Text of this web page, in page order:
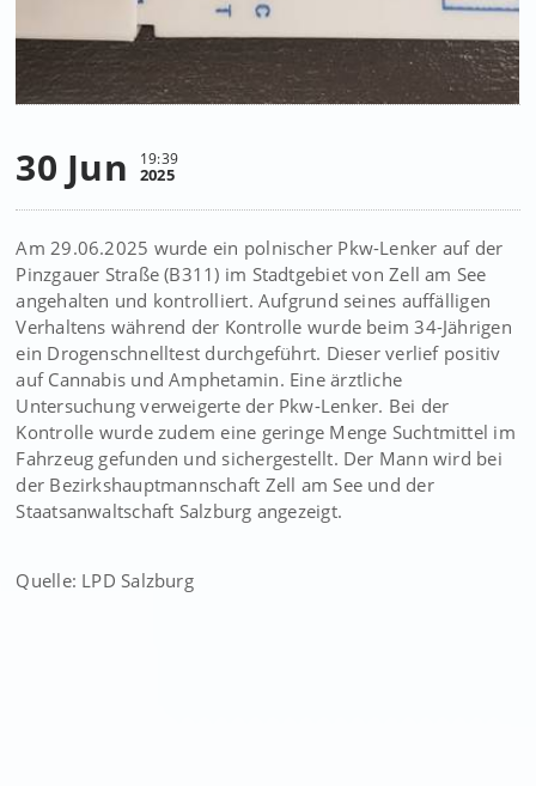
30 Jun 19:39
2025
Am 29.06.2025 wurde ein polnischer Pkw-Lenker auf der
Pinzgauer Straße (B311) im Stadtgebiet von Zell am See
angehalten und kontrolliert. Aufgrund seines auffälligen
Verhaltens während der Kontrolle wurde beim 34-Jährigen
ein Drogenschnelltest durchgeführt. Dieser verlief positiv
auf Cannabis und Amphetamin. Eine ärztliche
Untersuchung verweigerte der Pkw-Lenker. Bei der
Kontrolle wurde zudem eine geringe Menge Suchtmittel im
Fahrzeug gefunden und sichergestellt. Der Mann wird bei
der Bezirkshauptmannschaft Zell am See und der
Staatsanwaltschaft Salzburg angezeigt.
Quelle: LPD Salzburg